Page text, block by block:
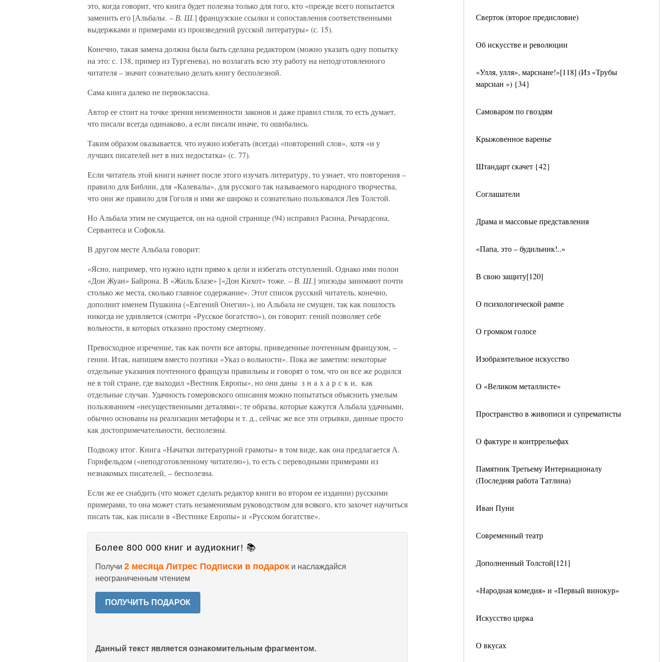
Сверток (второе предисловие)
Об искусстве и революции
«Улля, улля», марсиане!»[118] (Из «Трубы
марсиан ») {34}
Самоваром по гвоздям
Крыжовенное варенье
Штандарт скачет {42}
Соглашатели
Драма и массовые представления
«Папа, это – будильник!..»
В свою защиту[120]
О психологической рампе
О громком голосе
Изобразительное искусство
О «Великом металлисте»
Пространство в живописи и супрематисты
О фактуре и контррельефах
Памятник Третьему Интернационалу
(Последняя работа Татлина)
Иван Пуни
Современный театр
Дополненный Толстой[121]
«Народная комедия» и «Первый винокур»
Искусство цирка
О вкусах
это, когда говорит, что книга будет полезна только для того, кто «прежде всего попытается
заменить его [Альбалы. – В. Ш.] французские ссылки и сопоставления соответственными
выдержками и примерами из произведений русской литературы» (с. 15).
Конечно, такая замена должна была быть сделана редактором (можно указать одну попытку
на это: с. 138, пример из Тургенева), но возлагать всю эту работу на неподготовленного
читателя – значит сознательно делать книгу бесполезной.
Сама книга далеко не первоклассна.
Автор ее стоит на точке зрения неизменности законов и даже правил стиля, то есть думает,
что писали всегда одинаково, а если писали иначе, то ошибались.
Таким образом оказывается, что нужно избегать (всегда) «повторений слов», хотя «и у
лучших писателей нет в них недостатка» (с. 77).
Если читатель этой книги начнет после этого изучать литературу, то узнает, что повторения –
правило для Библии, для «Калевалы», для русского так называемого народного творчества,
что они же правило для Гоголя и ими же широко и сознательно пользовался Лев Толстой.
Но Альбала этим не смущается, он на одной странице (94) исправил Расина, Ричардсона,
Сервантеса и Софокла.
В другом месте Альбала говорит:
«Ясно, например, что нужно идти прямо к цели и избегать отступлений. Однако ими полон
«Дон Жуан» Байрона. В «Жиль Блазе» [«Дон Кихот» тоже. – В. Ш.] эпизоды занимают почти
столько же места, сколько главное содержание». Этот список русский читатель, конечно,
дополнит именем Пушкина («Евгений Онегин»), но Альбала не смущен, так как пошлость
никогда не удивляется (смотри «Русское богатство»), он говорит: гений позволяет себе
вольности, в которых отказано простому смертному.
Превосходное изречение, так как почти все авторы, приведенные почтенным французом, –
гении. Итак, напишем вместо поэтики «Указ о вольности». Пока же заметим: некоторые
отдельные указания почтенного француза правильны и говорят о том, что он все же родился
не в той стране, где выходил «Вестник Европы», но они даны з н а х а р с к и, как
отдельные случаи. Удачность гомеровского описания можно попытаться объяснить умелым
пользованием «несущественными деталями»; те образы, которые кажутся Альбала удачными,
обычно основаны на реализации метафоры и т. д., сейчас же все эти отрывки, данные просто
как достопримечательности, бесполезны.
Подвожу итог. Книга «Начатки литературной грамоты» в том виде, как она предлагается А.
Горнфельдом («неподготовленному читателю»), то есть с переводными примерами из
незнакомых писателей, – бесполезна.
Если же ее снабдить (что может сделать редактор книги во втором ее издании) русскими
примерами, то она может стать незаменимым руководством для всякого, кто захочет научиться
писать так, как писали в «Вестнике Европы» и «Русском богатстве».
Более 800 000 книг и аудиокниг! 📚
Получи 2 месяца Литрес Подписки в подарок и наслаждайся
неограниченным чтением
ПОЛУЧИТЬ ПОДАРОК
Данный текст является ознакомительным фрагментом.